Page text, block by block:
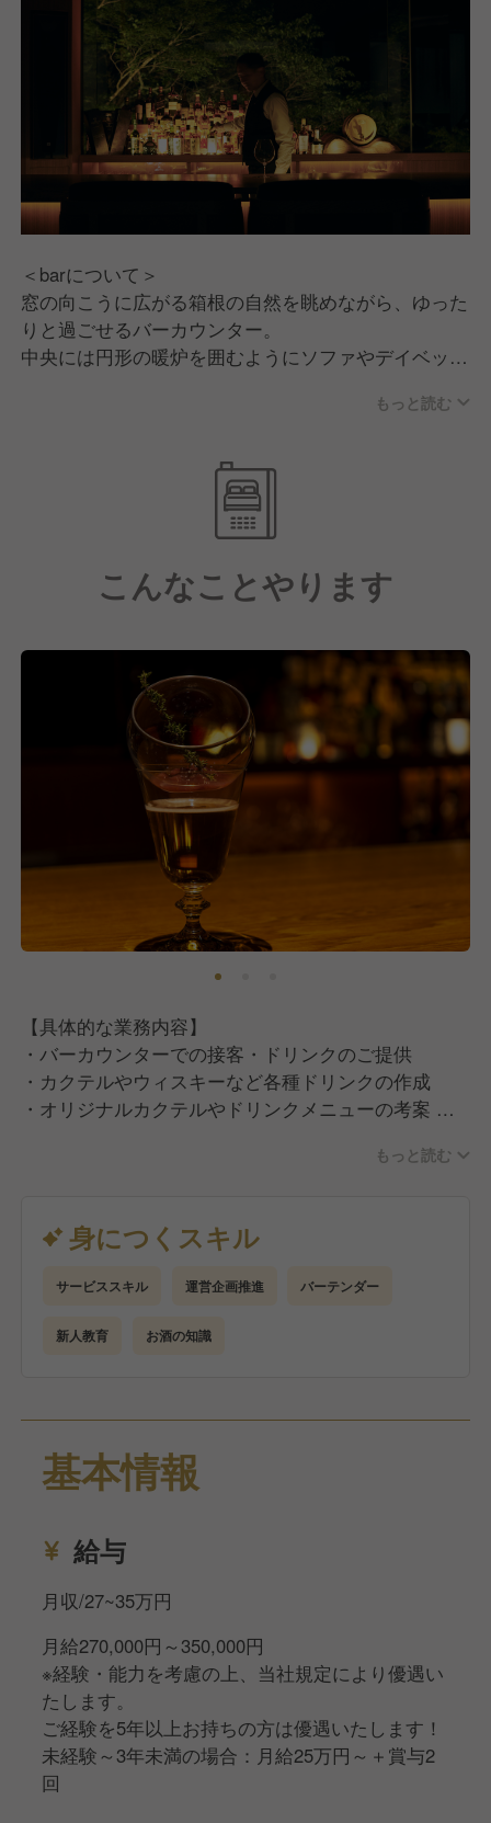
年連続累計31作品が受賞をしています。
・葉山うみのホテル
・ガーデンテラス仙川
・bar hotel箱根香山
◆社内メディア『シマ報』
シマダグループのウラガワを楽しくのぞき見できるオ
ウンドメディアです。
実際に働いている社員や社風、大切にしている考え方
について理解を深めることができます！
https://shimadahouse.co.jp/shimaho
◆海外研修旅行『まな旅』
シマダグループでは年に1回、海外での研修旅行を行
っております。普段足を運ばないような場所へ皆で行
事業に還元し、常に世の中から求められる会社であり
続けることを大切にしております。
（2025年オーストラリア・2024年モンゴル・2023年
フランス/タイ・2019年ロシア・2018年フランス）
◆ヨコイト （社内部活動）
シマダグループでは『ヨコイト』と称して、社内の部
活動を行っています。
同じ趣味のもと、グループの垣根を越えて交流し、グ
ループ間連携を高めています。
（ゴルフ・ダイビング・マラソン・スキー/スノーボ
ード・サーフィン・ヨガ・フットサル・バスケ・バレ
ーボール・ボードゲーム・写真・書道など）
＜barについて＞
窓の向こうに広がる箱根の自然を眺めながら、ゆった
りと過ごせるバーカウンター。
中央には円形の暖炉を囲むようにソファやデイベッド
200種類以上のウィスキーを取り揃え、オリジナルカ
バーテンダーとしての技術・知識を存分に発揮しなが
ら、“あなたにしかつくれない一杯”を形にしてくださ
＜箱根を満喫できるロケーション＞
ホテルの麓には、森の中にたたずむ美しい「千条（ち
も便利な立地です。
館内の温泉では、お酒を片手にマウントビューを堪能
でき、浅間山や明星ヶ岳を一望することができます。
まるで自然と一体化するような、非日常のひとときを
提供しています。
＜挑戦者歓迎！シマダグループの哲学＞
当ホテルを運営するシマダグループは、「いい時間
（とき）をつくる」という理念のもと、常にオンリー
ワンの価値を追求してきました。
前例や常識にとらわれず、柔軟な発想で“新しい価
値”を創造すること。その中心にあるのは、この場所
を最高の舞台にするための情熱とアイデアです。
あなたの挑戦が、新しいおもてなしを生み出し、
このホテルを、そしてあなた自身をさらに輝かせてい
く――そんな環境が、ここにはあります。
もっと読む
こんなことやります
【具体的な業務内容】
・バーカウンターでの接客・ドリンクのご提供
・カクテルやウィスキーなど各種ドリンクの作成
・オリジナルカクテルやドリンクメニューの考案
コラボイベントなど、ドリンク企画の立案・運営
で行ないます）バーカウンターがホテルの“フロン
ト”でもあるため、一人ひとりのお客様とじっくり向
き合いながら、より深いおもてなし力・接客力を磨け
る環境です。
の業務を丁寧にサポート。
わからないことはいつでも相談できる風通しの良い環
もっと読む
身につくスキル
サービススキル 運営企画推進 バーテンダー
新人教育 お酒の知識
基本情報
給与
月収/27~35万円
月給270,000円～350,000円
※経験・能力を考慮の上、当社規定により優遇い
たします。
ご経験を5年以上お持ちの方は優遇いたします！
未経験～3年未満の場合：月給25万円～＋賞与2
回